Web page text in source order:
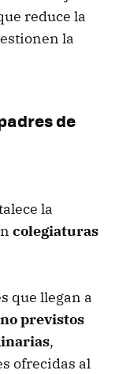
reduce la
la
de
la
colegiaturas
que llegan a
previstos
,
ofrecidas al